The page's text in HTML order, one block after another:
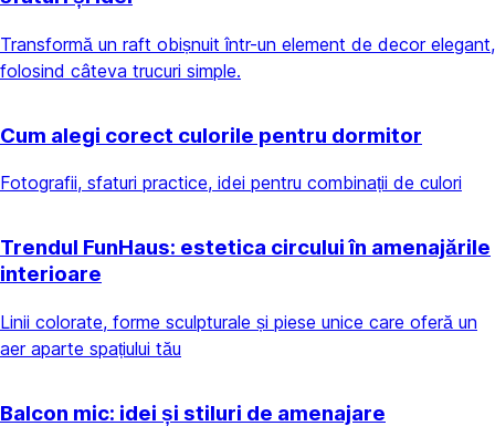
Transformă un raft obișnuit într-un element de decor elegant,
folosind câteva trucuri simple.
Cum alegi corect culorile pentru dormitor
Fotografii, sfaturi practice, idei pentru combinații de culori
Trendul FunHaus: estetica circului în amenajările
interioare
Linii colorate, forme sculpturale și piese unice care oferă un
aer aparte spațiului tău
Balcon mic: idei și stiluri de amenajare